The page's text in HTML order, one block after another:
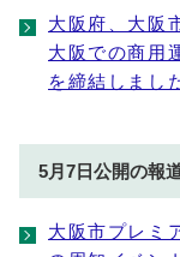
大阪府、大阪
大阪での商用
を締結しまし
5月7日公開の報
大阪市プレミ